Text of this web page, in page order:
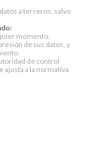
a terceros, salvo
momento.
de sus datos, y
de control
ajusta a la normativa